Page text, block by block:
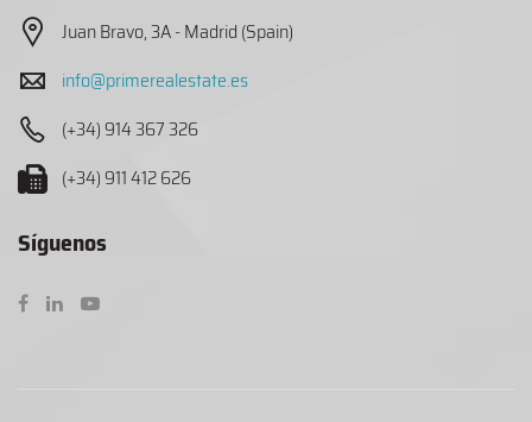
Juan Bravo, 3A - Madrid (Spain)
info@primerealestate.es
(+34) 914 367 326
(+34) 911 412 626
Síguenos